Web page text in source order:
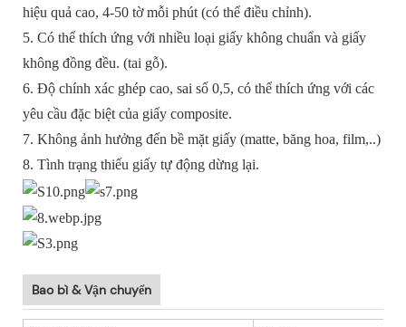
hiệu quả cao, 4-50 tờ mỗi phút (có thể điều chỉnh).
5. Có thể thích ứng với nhiều loại giấy không chuẩn và giấy
không đồng đều. (tai gỗ).
6. Độ chính xác ghép cao, sai số 0,5, có thể thích ứng với các
yêu cầu đặc biệt của giấy composite.
7. Không ảnh hưởng đến bề mặt giấy (matte, băng hoa, film,..)
8. Tình trạng thiếu giấy tự động dừng lại.
Bao bì & Vận chuyển